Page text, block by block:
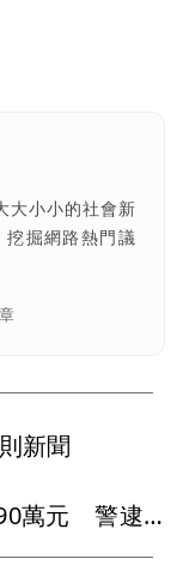
大小小的社會新
挖掘網路熱門議
新聞
又是假投資詐騙！板橋女痛失90萬元 警逮2車手